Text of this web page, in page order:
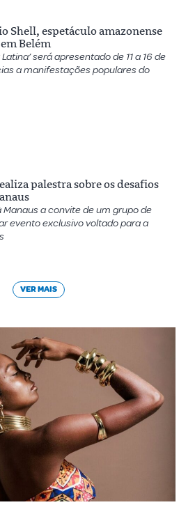
Shell, espetáculo amazonense
Belém
será apresentado de 11 a 16 de
a manifestações populares do
palestra sobre os desafios
a convite de um grupo de
evento exclusivo voltado para a
VER MAIS